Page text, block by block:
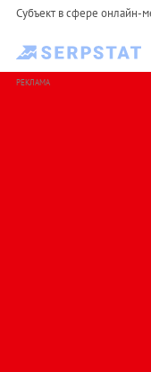
Субъект в сфере онлайн-
РЕКЛАМА